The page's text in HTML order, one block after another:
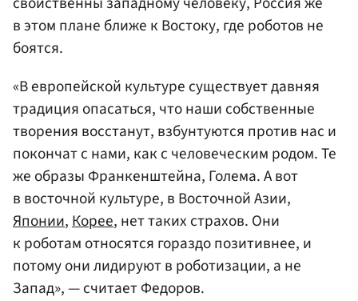
в этом плане ближе к Востоку, где роботов не
боятся.
«В европейской культуре существует давняя
традиция опасаться, что наши собственные
творения восстанут, взбунтуются против нас и
покончат с нами, как с человеческим родом. Те
же образы Франкенштейна, Голема. А вот
в восточной культуре, в Восточной Азии,
Японии, Корее, нет таких страхов. Они
к роботам относятся гораздо позитивнее, и
потому они лидируют в роботизации, а не
Запад», — считает Федоров.